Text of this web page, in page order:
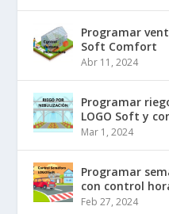
Programar
Soft Comfort
Abr 11, 2024
Programar
LOGO Soft y
Mar 1, 2024
Programar
con control
Feb 27, 2024